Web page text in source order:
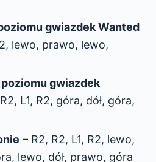
gwiazdek Wanted
lewo, prawo, lewo,
gwiazdek
L1, R2, góra, dół, góra,
– R2, R2, L1, R2, lewo,
lewo, dół, prawo, góra